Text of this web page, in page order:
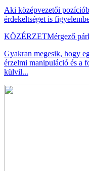
Aki középvezetői
érdekeltséget is
KÖZÉRZETMérgező
Gyakran megesik, hogy
érzelmi manipuláció és a
külvil...